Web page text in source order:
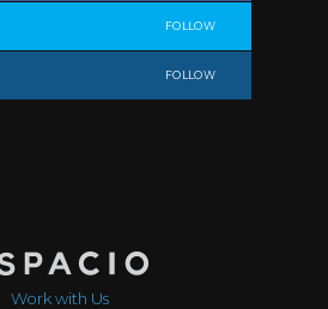
FOLLOW
FOLLOW
Work with Us